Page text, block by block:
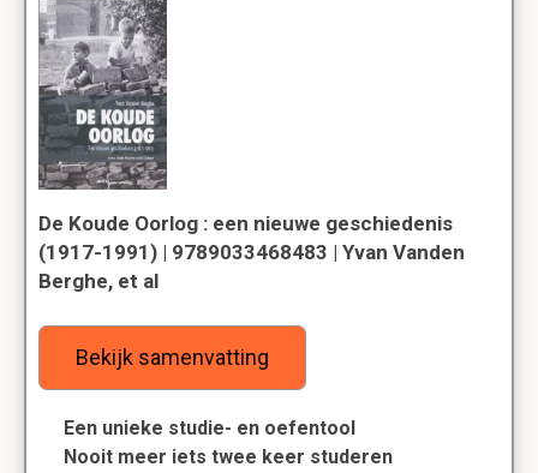
De Koude Oorlog : een nieuwe geschiedenis
(1917-1991) | 9789033468483 | Yvan Vanden
Berghe, et al
Bekijk samenvatting
Een unieke studie- en oefentool
Nooit meer iets twee keer studeren